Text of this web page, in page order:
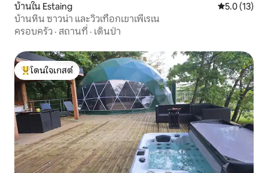
บ้านใน Estaing คะแนนเฉลี่ย
5.0 (13)
บ้านหิน ซาวน่า และวิวเทือกเขาเพีเรเน
ครอบครัว · สถานที่ · เดินป่า
โดนใจเกสต์ที่สุด
โดนใจเกสต์